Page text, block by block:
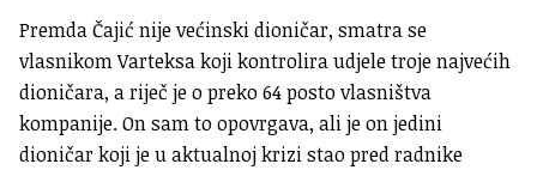
Premda Čajić nije većinski dioničar, smatra se
vlasnikom Varteksa koji kontrolira udjele troje najvećih
dioničara, a riječ je o preko 64 posto vlasništva
kompanije. On sam to opovrgava, ali je on jedini
dioničar koji je u aktualnoj krizi stao pred radnike